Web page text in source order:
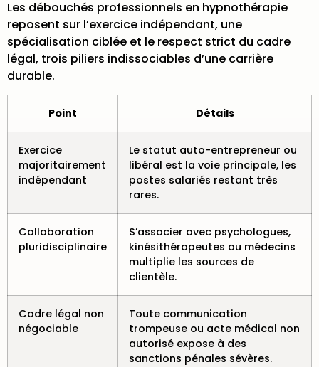
Les débouchés professionnels en hypnothérapie
reposent sur l’exercice indépendant, une
spécialisation ciblée et le respect strict du cadre
légal, trois piliers indissociables d’une carrière
durable.
Point Détails
Exercice
majoritairement
indépendant
Le statut auto-entrepreneur ou
libéral est la voie principale, les
postes salariés restant très
rares.
Collaboration
pluridisciplinaire
S’associer avec psychologues,
kinésithérapeutes ou médecins
multiplie les sources de
clientèle.
Cadre légal non
négociable
Toute communication
trompeuse ou acte médical non
autorisé expose à des
sanctions pénales sévères.